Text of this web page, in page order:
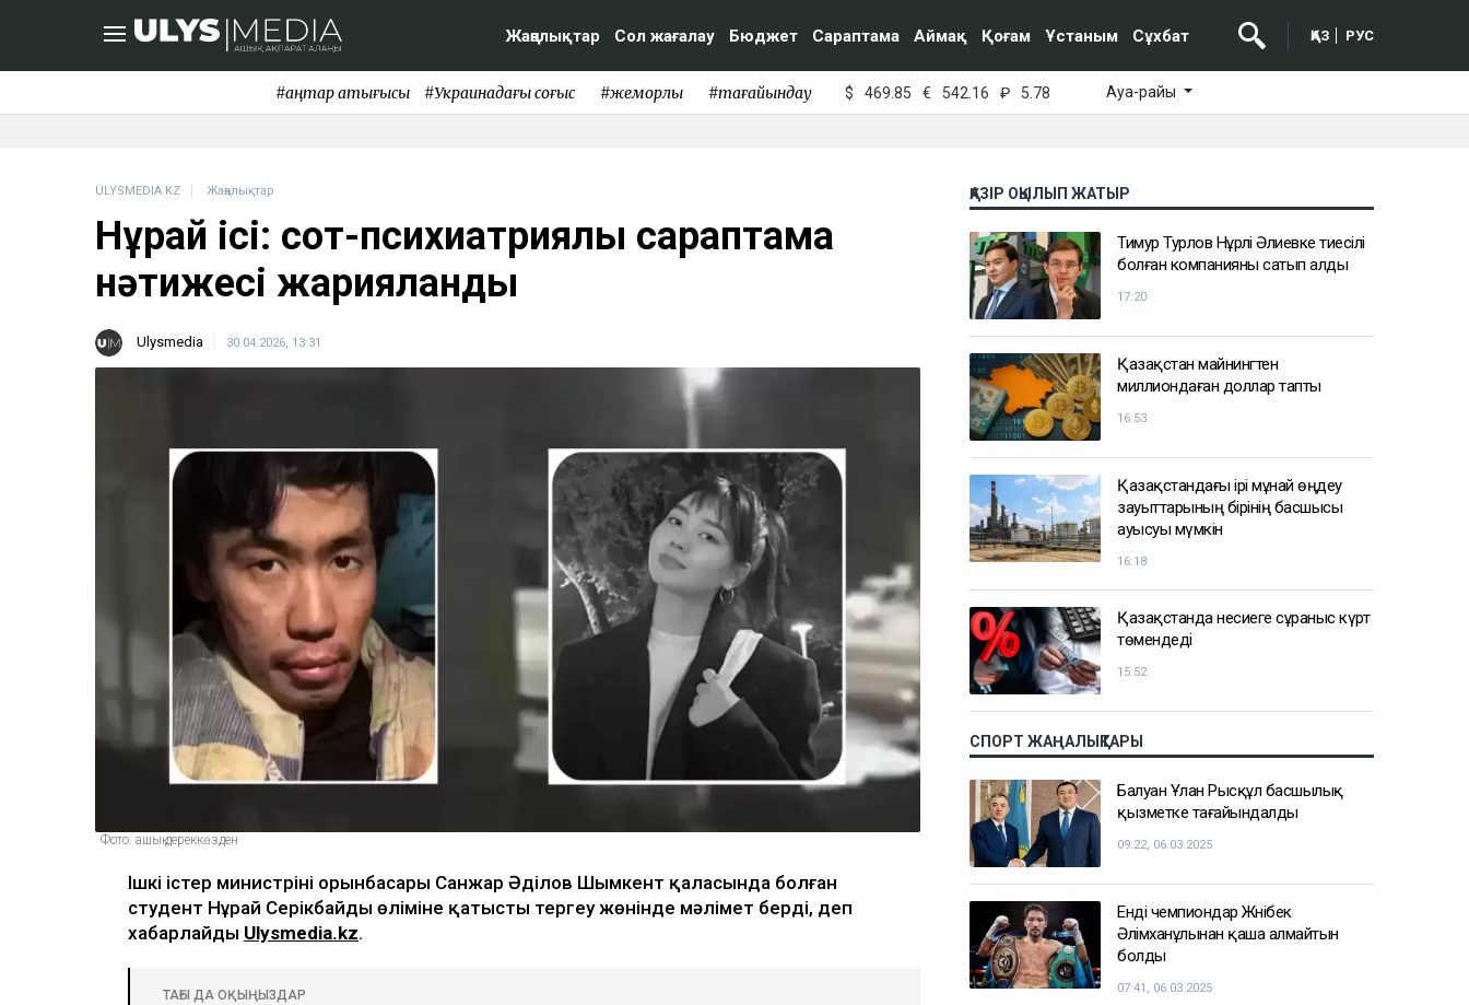
Жаңалықтар Сол жағалау Бюджет Сараптама Аймақ Қоғам Ұстаным Сұхбат ҚАЗ РУС
#қаңтар қақтығысы #Украинадағы соғыс #жемқорлық #тағайындау $ 469.85 € 542.16 ₽ 5.78 Ауа-райы
ULYSMEDIA.KZ Жаңалықтар
Нұрай ісі: сот-психиатриялық сараптама
нәтижесі жарияланды
Ulysmedia 30.04.2026, 13:31
Фото: ашық дереккөзден
Ішкі істер министрінің орынбасары Санжар Әділов Шымкент қаласында болған
студент Нұрай Серікбайдың өліміне қатысты тергеу жөнінде мәлімет берді, деп
хабарлайды Ulysmedia.kz.
ТАҒЫ ДА ОҚЫҢЫЗДАР
ҚАЗІР ОҚЫЛЫП ЖАТЫР
Тимур Турлов Нұрәлі Әлиевке тиесілі
болған компанияны сатып алды
17:20
Қазақстан майнингтен
миллиондаған доллар тапты
16:53
Қазақстандағы ірі мұнай өңдеу
зауыттарының бірінің басшысы
ауысуы мүмкін
16:18
Қазақстанда несиеге сұраныс күрт
төмендеді
15:52
СПОРТ ЖАҢАЛЫҚТАРЫ
Балуан Ұлан Рысқұл басшылық
қызметке тағайындалды
09:22, 06.03.2025
Енді чемпиондар Жәнібек
Әлімханұлынан қаша алмайтын
болды
07:41, 06.03.2025